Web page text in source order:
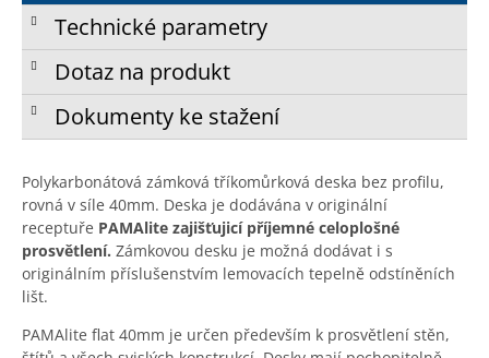
Technické parametry
Dotaz na produkt
Dokumenty ke stažení
Polykarbonátová zámková tříkomůrková deska bez profilu,
rovná v síle 40mm. Deska je dodávána v originální
receptuře PAMAlite zajišťujicí příjemné celoplošné
prosvětlení. Zámkovou desku je možná dodávat i s
originálním příslušenstvím lemovacích tepelně odstíněních
lišt.
PAMAlite flat 40mm je určen především k prosvětlení stěn,